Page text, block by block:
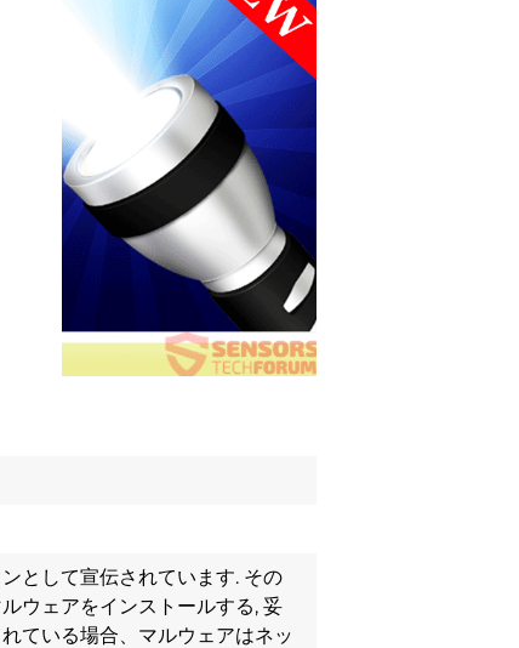
として宣伝されています. その
ウェアをインストールする, 妥
ている場合、マルウェアはネッ